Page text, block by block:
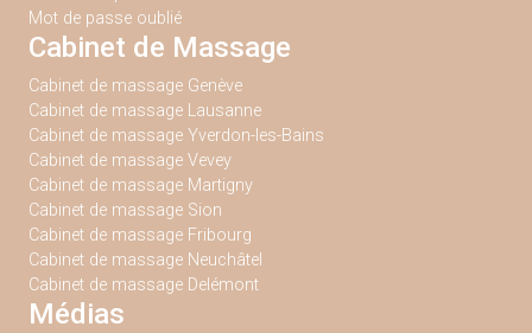
Mot de passe oublié
Cabinet de Massage
Cabinet de massage Genève
Cabinet de massage Lausanne
Cabinet de massage Yverdon-les-Bains
Cabinet de massage Vevey
Cabinet de massage Martigny
Cabinet de massage Sion
Cabinet de massage Fribourg
Cabinet de massage Neuchâtel
Cabinet de massage Delémont
Médias